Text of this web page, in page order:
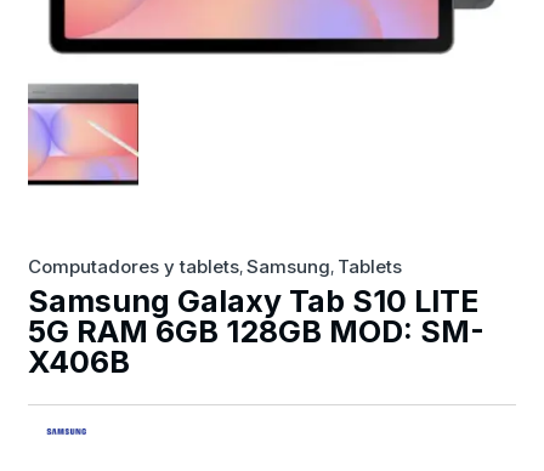
Computadores y tablets, Samsung, Tablets
Samsung Galaxy Tab S10 LITE
5G RAM 6GB 128GB MOD: SM-
X406B